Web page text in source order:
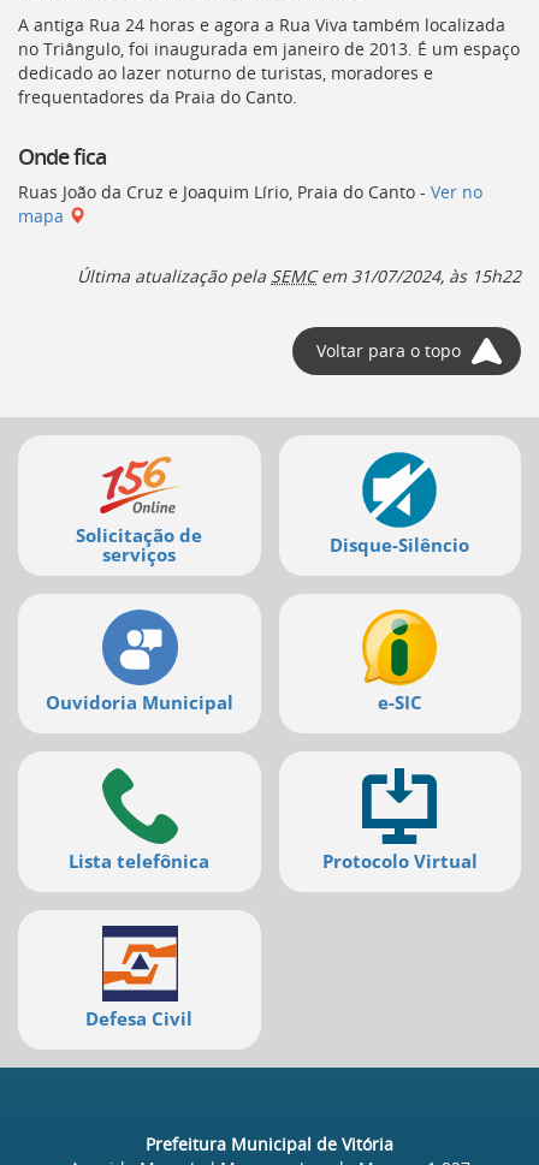
A antiga Rua 24 horas e agora a Rua Viva também localizada
no Triângulo, foi inaugurada em janeiro de 2013. É um espaço
dedicado ao lazer noturno de turistas, moradores e
frequentadores da Praia do Canto.
Onde fica
Ruas João da Cruz e Joaquim Lírio, Praia do Canto - Ver no
mapa
Última atualização pela SEMCem 31/07/2024, às 15h22
Voltar para o topo
Mais
serviços
Solicitação de
serviços
Disque-Silêncio
Ouvidoria Municipal e-SIC
Lista telefônica Protocolo Virtual
Defesa Civil
Prefeitura Municipal de Vitória